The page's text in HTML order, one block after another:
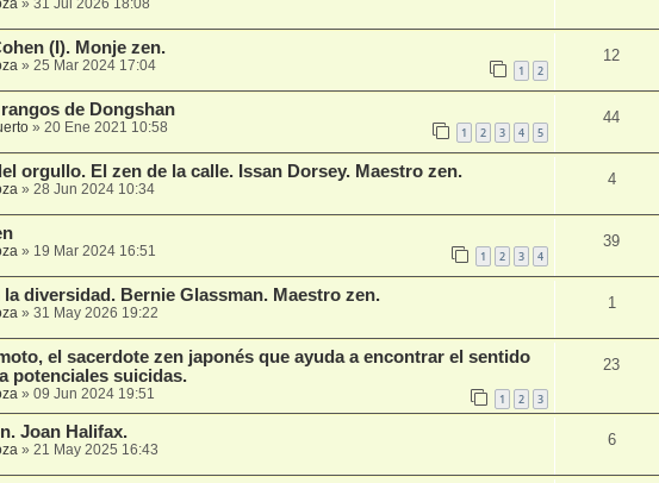
(I). Monje zen.
» 25 Mar 2024 17:04 1 2
12
de Dongshan
» 20 Ene 2021 10:58 1 2 3 4 5
44
orgullo. El zen de la calle. Issan Dorsey. Maestro zen.
» 28 Jun 2024 10:34
4
» 19 Mar 2024 16:51 1 2 3 4
39
la diversidad. Bernie Glassman. Maestro zen.
» 31 May 2026 19:22
1
el sacerdote zen japonés que ayuda a encontrar el sentido
potenciales suicidas.
» 09 Jun 2024 19:51 1 2 3
23
Joan Halifax.
» 21 May 2025 16:43
6